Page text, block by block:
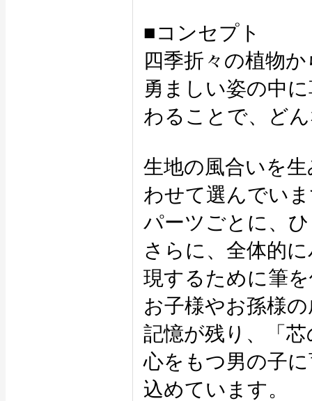
■コンセプト
四季折々の植物
勇ましい姿の中
わることで、ど
生地の風合いを
わせて選んでい
パーツごとに、
さらに、全体的
現するために筆
お子様やお孫様
記憶が残り、「
心をもつ男の子
込めています。